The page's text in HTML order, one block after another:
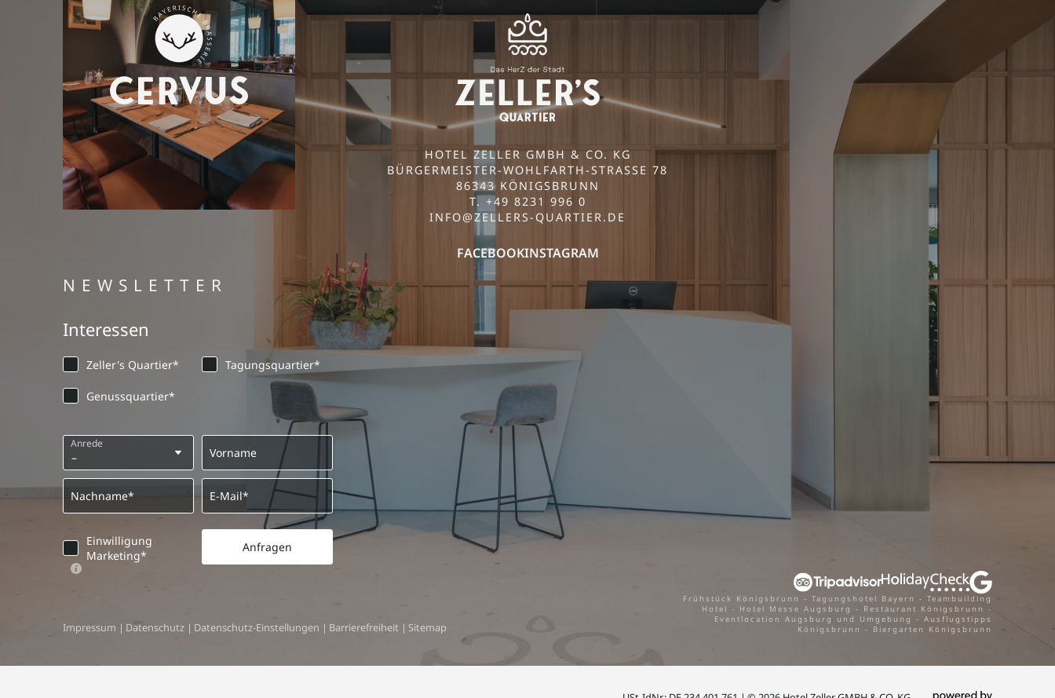
HOTEL ZELLER GMBH & CO. KG
BÜRGERMEISTER-WOHLFARTH-STRASSE 78
86343 KÖNIGSBRUNN
T. +49 8231 996 0
INFO@ZELLERS-QUARTIER. DE
FACEBOOKINSTAGRAM
NEWSLETTER
Interessen
Zeller's Quartier* Tagungsquartier*
Genussquartier*
Anrede
Vorname
Nachname* E-Mail*
Einwilligung
Marketing*
Anfragen
Impressum | Datenschutz | Datenschutz-Einstellungen | Barrierefreiheit | Sitemap
Frühstück Königsbrunn - Tagungshotel Bayern - Teambuilding
Hotel - Hotel Messe Augsburg - Restaurant Königsbrunn -
Eventlocation Augsburg und Umgebung - Ausflugstipps
Königsbrunn - Biergarten Königsbrunn